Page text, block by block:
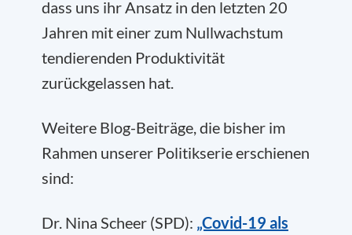
dass uns ihr Ansatz in den letzten 20
Jahren mit einer zum Nullwachstum
tendierenden Produktivität
zurückgelassen hat.
Weitere Blog-Beiträge, die bisher im
Rahmen unserer Politikserie erschienen
sind:
Dr. Nina Scheer (SPD): „Covid-19 als